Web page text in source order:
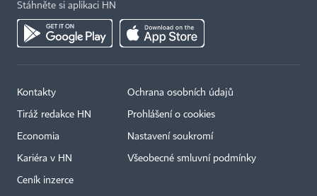
Stáhněte si aplikaci HN
Kontakty
Tiráž redakce HN
Economia
Kariéra v HN
Ceník inzerce
Ochrana osobních údajů
Prohlášení o cookies
Nastavení soukromí
Všeobecné smluvní podmínky